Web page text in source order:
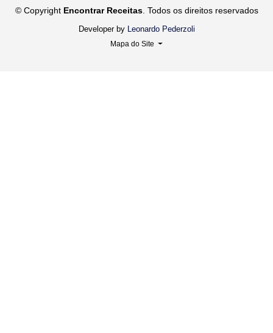
© Copyright Encontrar Receitas. Todos os direitos reservados
Developer by Leonardo Pederzoli
Mapa do Site